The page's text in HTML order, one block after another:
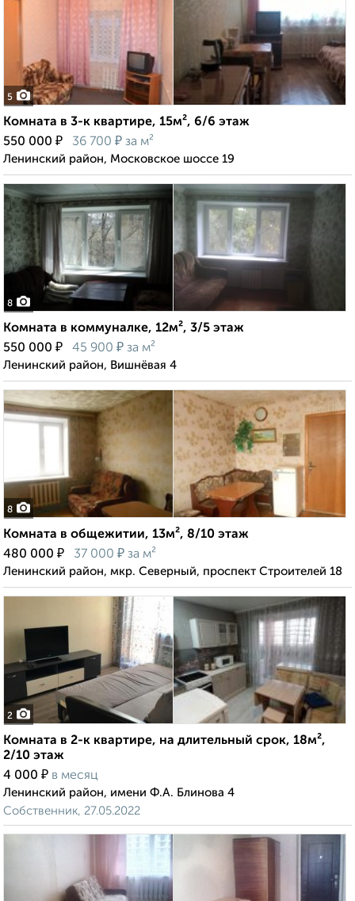
5
Комната в 3-к квартире, 15м², 6/6 этаж
550 000 ₽ 36 700 ₽ за м²
Ленинский район, Московское шоссе 19
8
Комната в коммуналке, 12м², 3/5 этаж
550 000 ₽ 45 900 ₽ за м²
Ленинский район, Вишнёвая 4
8
Комната в общежитии, 13м², 8/10 этаж
480 000 ₽ 37 000 ₽ за м²
Ленинский район, мкр. Северный, проспект Строителей 18
2
Комната в 2-к квартире, на длительный срок, 18м²,
2/10 этаж
4 000 ₽ в месяц
Ленинский район, имени Ф.А. Блинова 4
Собственник, 27.05.2022